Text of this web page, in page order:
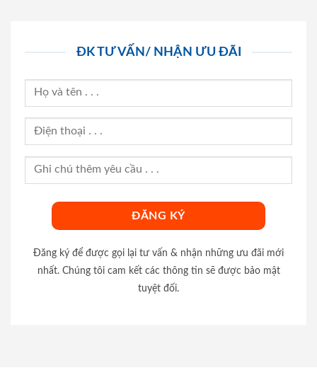
ĐK TƯ VẤN/ NHẬN ƯU ĐÃI
Đăng ký để được gọi lại tư vấn & nhận những ưu đãi mới
nhất. Chúng tôi cam kết các thông tin sẽ được bảo mật
tuyệt đối.